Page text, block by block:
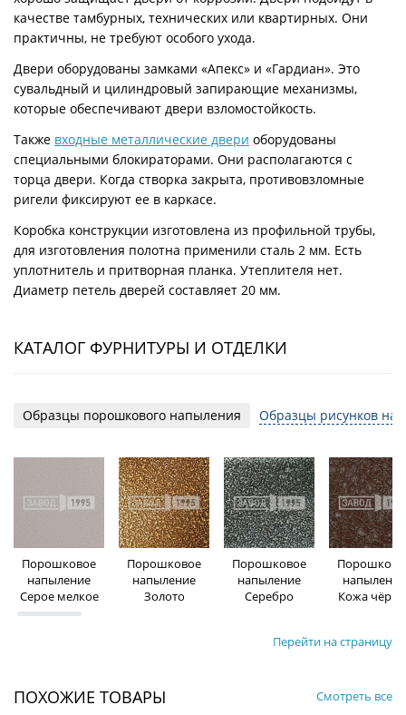
качестве тамбурных, технических или квартирных. Они
практичны, не требуют особого ухода.
Двери оборудованы замками «Апекс» и «Гардиан». Это
сувальдный и цилиндровый запирающие механизмы,
которые обеспечивают двери взломостойкость.
Также входные металлические двери оборудованы
специальными блокираторами. Они располагаются с
торца двери. Когда створка закрыта, противовзломные
ригели фиксируют ее в каркасе.
Коробка конструкции изготовлена из профильной трубы,
для изготовления полотна применили сталь 2 мм. Есть
уплотнитель и притворная планка. Утеплителя нет.
Диаметр петель дверей составляет 20 мм.
КАТАЛОГ ФУРНИТУРЫ И ОТДЕЛКИ
Образцы порошкового напыления Образцы рисунков на
Порошковое
напыление
Серое мелкое
Порошковое
напыление
Золото
Порошковое
напыление
Серебро
напыление
Кожа
Перейти на страницу
ПОХОЖИЕ ТОВАРЫ Смотреть все